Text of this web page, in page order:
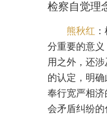
检察自觉理
熊秋红
分重要的意
用之外，还
的认定，明
奉行宽严相
会矛盾纠纷